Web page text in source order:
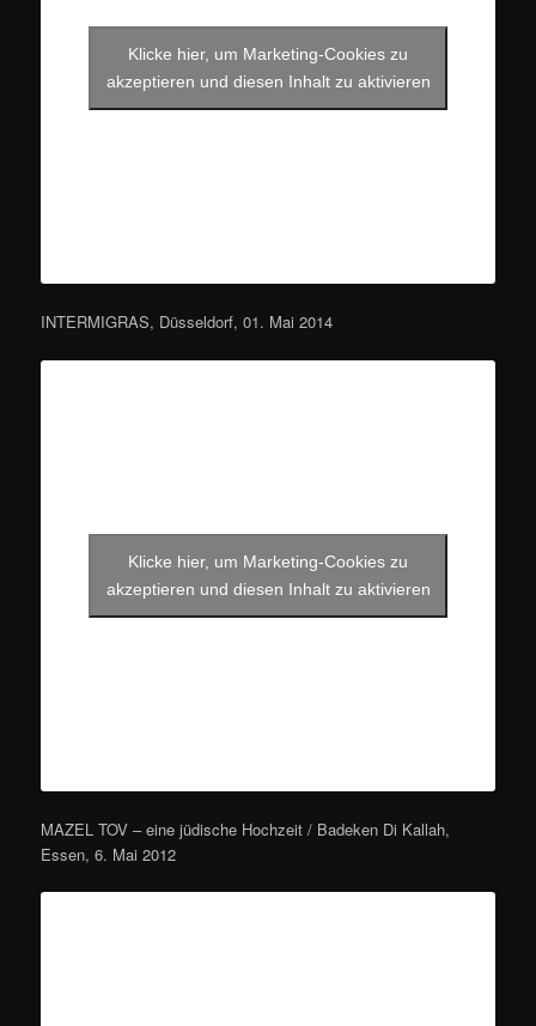
Klicke hier, um Marketing-Cookies zu
akzeptieren und diesen Inhalt zu aktivieren
INTERMIGRAS, Düsseldorf, 01. Mai 2014
Klicke hier, um Marketing-Cookies zu
akzeptieren und diesen Inhalt zu aktivieren
MAZEL TOV – eine jüdische Hochzeit / Badeken Di Kallah,
Essen, 6. Mai 2012